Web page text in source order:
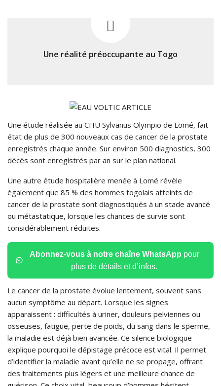
Une réalité préoccupante au Togo
Une étude réalisée au CHU Sylvanus Olympio de Lomé, fait
état de plus de 300 nouveaux cas de cancer de la prostate
enregistrés chaque année. Sur environ 500 diagnostics, 300
décès sont enregistrés par an sur le plan national.
Une autre étude hospitalière menée à Lomé révèle
également que 85 % des hommes togolais atteints de
cancer de la prostate sont diagnostiqués à un stade avancé
ou métastatique, lorsque les chances de survie sont
considérablement réduites.
Abonnez-vous à notre chaîne WhatsApp pour
plus de détails et d’infos.
Le cancer de la prostate évolue lentement, souvent sans
aucun symptôme au départ. Lorsque les signes
apparaissent : difficultés à uriner, douleurs pelviennes ou
osseuses, fatigue, perte de poids, du sang dans le sperme,
la maladie est déjà bien avancée. Ce silence biologique
explique pourquoi le dépistage précoce est vital. Il permet
d’identifier la maladie avant qu’elle ne se propage, offrant
des traitements plus légers et une meilleure chance de